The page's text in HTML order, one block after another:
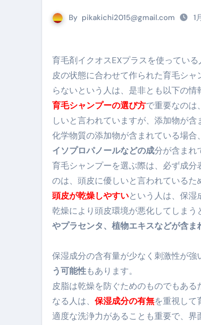
青森県震度6とベネゼエ
【輸入消費税】輸入に消
この動画は国にすぐ消さ
意外にありえる？日経
アフィリエイト【稼げる
【必見】融資受けるなら
弁護士が教える「投資
【PR】フリーランス必
【2023年最新】金融ブ
個人事業主は銀行から
【誰でも出来る】3万円
【即金】3時間で5万
【超高騰】爆上がりし
Q：借りた借金を返さな
By pikakichi2015@gmail.com 1
育毛剤イクオスEXプラスを使ってい
皮の状態に合わせて作られた育毛シ
らないという人は、是非とも以下の情
育毛シャンプーの選び方で重要なのは
しいと言われていますが、添加物が含
化学物質の添加物が含まれている場合
イソプロパノールなどの成分が含まれ
育毛シャンプーを選ぶ際は、 必ず成分
のは、頭皮に優しいと言われているた
頭皮が乾燥しやすいという人は、保湿
乾燥により頭皮環境が悪化してしまう
やプラセンタ、植物エキスなどが含ま
保湿成分の含有量が少なく刺激性が強
う可能性もあります。
皮脂は乾燥を防ぐためのものでもあ
なる人は、 保湿成分の有無を重視して
適度な洗浄力があることも重要で、界